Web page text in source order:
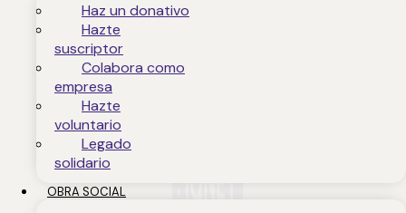
Haz un donativo
Hazte
suscriptor
Colabora como
empresa
Hazte
voluntario
Legado
solidario
OBRA SOCIAL